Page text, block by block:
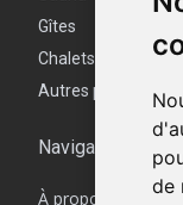
de
Gîtes
Chalets
Autres produits
Navigation
À propos